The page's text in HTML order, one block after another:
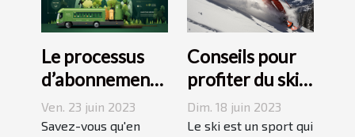
Le processus
d’abonnement
et de réduction
de votre
Ven. 23 juin 2023
Savez-vous qu'en
Conseils pour
profiter du ski
en juin, juillet,
août ou
Dim. 18 juin 2023
Le ski est un sport qui